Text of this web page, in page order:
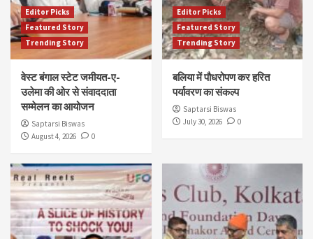
Editor Picks
Featured Story
Trending Story
वेस्ट बंगाल स्टेट जमीयत-ए-
उलेमा की ओर से संवाददाता
सम्मेलन का आयोजन
Saptarsi Biswas
August 4, 2026
0
Editor Picks
Featured Story
Trending Story
बलिया में पौधरोपण कर हरित
पर्यावरण का संकल्प
Saptarsi Biswas
July 30, 2026
0